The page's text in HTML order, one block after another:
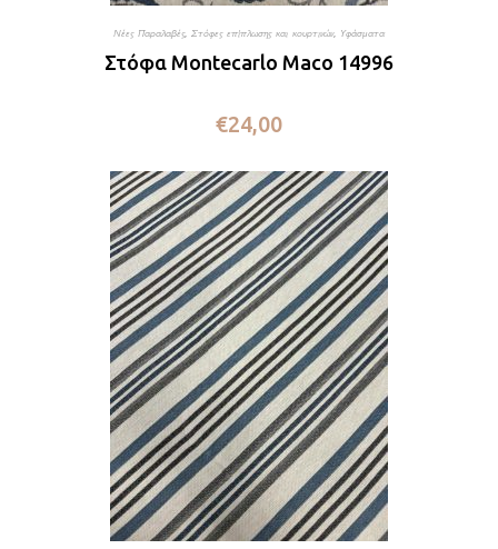
Νέες Παραλαβές, Στόφες επίπλωσης και κουρτινών, Υφάσματα
Στόφα Montecarlo Maco 14996
€24,00